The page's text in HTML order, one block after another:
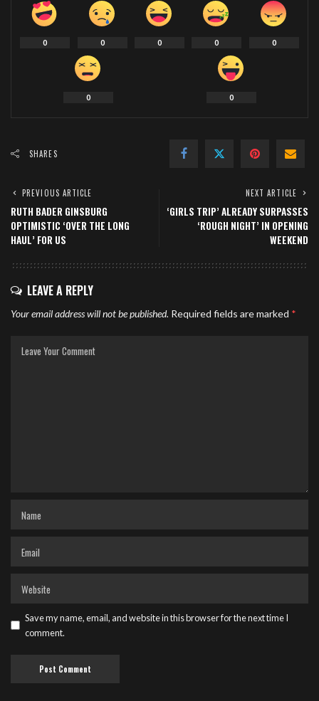
0 0 0 0 0
0 0
SHARES
PREVIOUS ARTICLE
RUTH BADER GINSBURG
OPTIMISTIC ‘OVER THE LONG
HAUL’ FOR US
NEXT ARTICLE
‘GIRLS TRIP’ ALREADY SURPASSES
‘ROUGH NIGHT’ IN OPENING
WEEKEND
LEAVE A REPLY
Your email address will not be published. Required fields are marked *
Save my name, email, and website in this browser for the next time I
comment.